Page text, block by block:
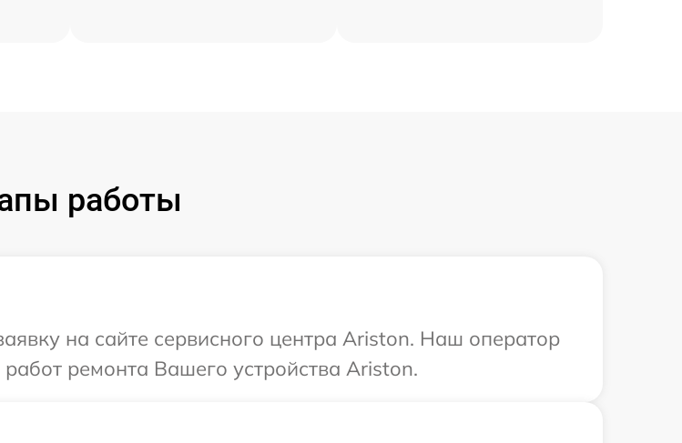
работы
на сайте сервисного центра Ariston. Наш оператор
ремонта Вашего устройства Ariston.